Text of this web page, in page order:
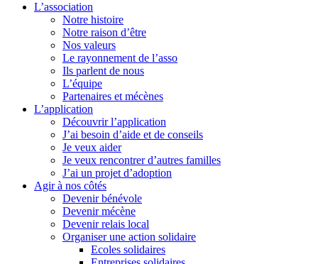
L’association
Notre histoire
Notre raison d’être
Nos valeurs
Le rayonnement de l’asso
Ils parlent de nous
L’équipe
Partenaires et mécènes
L’application
Découvrir l’application
J’ai besoin d’aide et de conseils
Je veux aider
Je veux rencontrer d’autres familles
J’ai un projet d’adoption
Agir à nos côtés
Devenir bénévole
Devenir mécène
Devenir relais local
Organiser une action solidaire
Ecoles solidaires